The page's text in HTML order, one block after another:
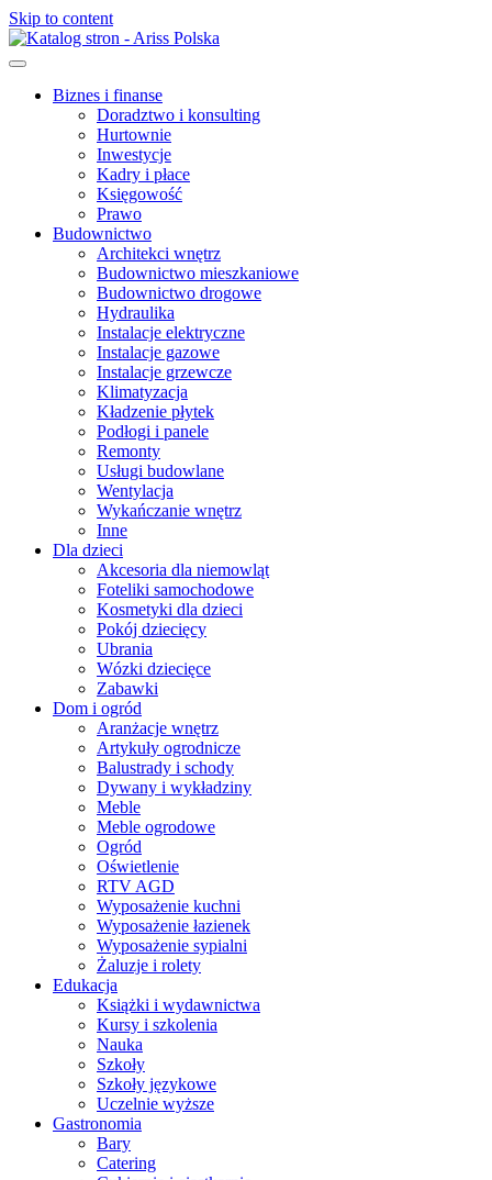
Skip to content
Biznes i finanse
Doradztwo i konsulting
Hurtownie
Inwestycje
Kadry i płace
Księgowość
Prawo
Budownictwo
Architekci wnętrz
Budownictwo mieszkaniowe
Budownictwo drogowe
Hydraulika
Instalacje elektryczne
Instalacje gazowe
Instalacje grzewcze
Klimatyzacja
Kładzenie płytek
Podłogi i panele
Remonty
Usługi budowlane
Wentylacja
Wykańczanie wnętrz
Inne
Dla dzieci
Akcesoria dla niemowląt
Foteliki samochodowe
Kosmetyki dla dzieci
Pokój dziecięcy
Ubrania
Wózki dziecięce
Zabawki
Dom i ogród
Aranżacje wnętrz
Artykuły ogrodnicze
Balustrady i schody
Dywany i wykładziny
Meble
Meble ogrodowe
Ogród
Oświetlenie
RTV AGD
Wyposażenie kuchni
Wyposażenie łazienek
Wyposażenie sypialni
Żaluzje i rolety
Edukacja
Książki i wydawnictwa
Kursy i szkolenia
Nauka
Szkoły
Szkoły językowe
Uczelnie wyższe
Gastronomia
Bary
Catering